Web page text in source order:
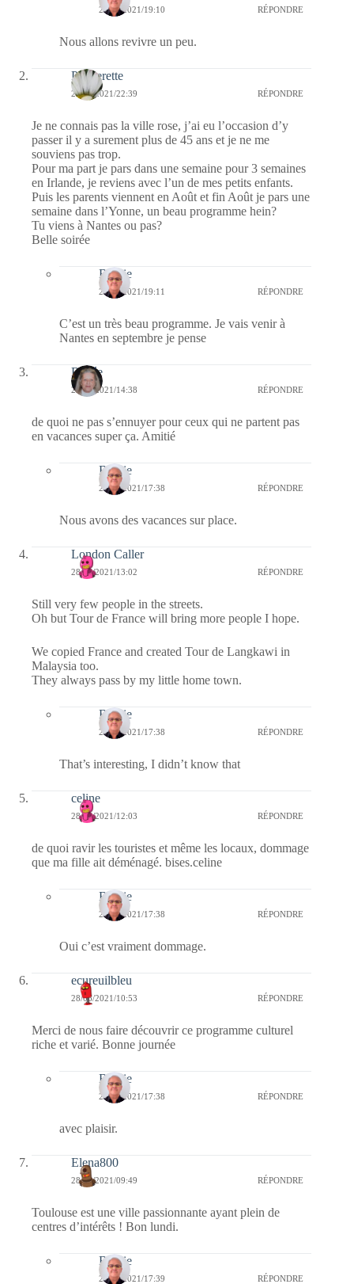
29/06/2021/19:10 RÉPONDRE
Nous allons revivre un peu.
Paquerette
28/06/2021/22:39 RÉPONDRE
Je ne connais pas la ville rose, j’ai eu l’occasion d’y
passer il y a surement plus de 45 ans et je ne me
souviens pas trop.
Pour ma part je pars dans une semaine pour 3 semaines
en Irlande, je reviens avec l’un de mes petits enfants.
Puis les parents viennent en Août et fin Août je pars une
semaine dans l’Yonne, un beau programme hein?
Tu viens à Nantes ou pas?
Belle soirée
Bernie
29/06/2021/19:11 RÉPONDRE
C’est un très beau programme. Je vais venir à
Nantes en septembre je pense
Renée
28/06/2021/14:38 RÉPONDRE
de quoi ne pas s’ennuyer pour ceux qui ne partent pas
en vacances super ça. Amitié
Bernie
28/06/2021/17:38 RÉPONDRE
Nous avons des vacances sur place.
London Caller
28/06/2021/13:02 RÉPONDRE
Still very few people in the streets.
Oh but Tour de France will bring more people I hope.
We copied France and created Tour de Langkawi in
Malaysia too.
They always pass by my little home town.
Bernie
28/06/2021/17:38 RÉPONDRE
That’s interesting, I didn’t know that
celine
28/06/2021/12:03 RÉPONDRE
de quoi ravir les touristes et même les locaux, dommage
que ma fille ait déménagé. bises.celine
Bernie
28/06/2021/17:38 RÉPONDRE
Oui c’est vraiment dommage.
ecureuilbleu
28/06/2021/10:53 RÉPONDRE
Merci de nous faire découvrir ce programme culturel
riche et varié. Bonne journée
Bernie
28/06/2021/17:38 RÉPONDRE
avec plaisir.
Elena800
28/06/2021/09:49 RÉPONDRE
Toulouse est une ville passionnante ayant plein de
centres d’intérêts ! Bon lundi.
Bernie
28/06/2021/17:39 RÉPONDRE